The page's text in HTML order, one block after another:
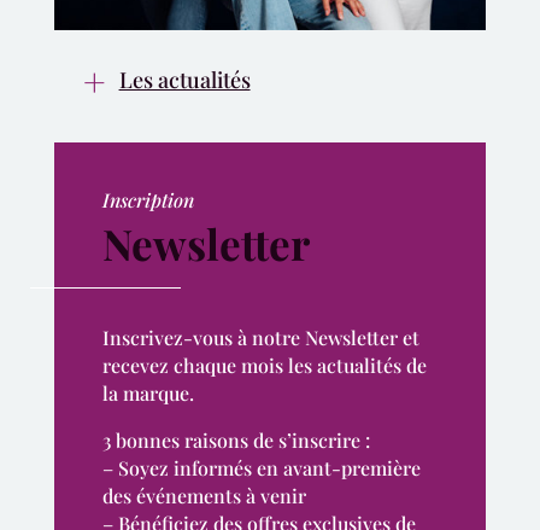
Les actualités
Inscription
Newsletter
Inscrivez-vous à notre Newsletter et
recevez chaque mois les actualités de
la marque.
3 bonnes raisons de s’inscrire :
– Soyez informés en avant-première
des événements à venir
– Bénéficiez des offres exclusives de